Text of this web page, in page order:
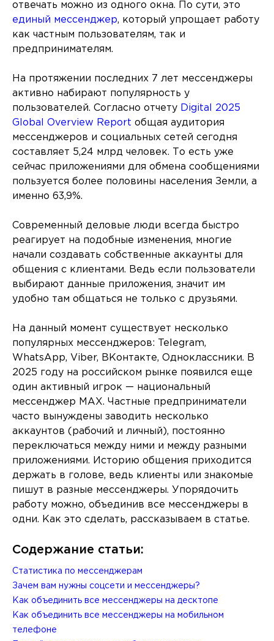
отвечать можно из одного окна. По сути, это
единый мессенджер, который упрощает работу
как частным пользователям, так и
предпринимателям.
На протяжении последних 7 лет мессенджеры
активно набирают популярность у
пользователей. Согласно отчету Digital 2025
Global Overview Report общая аудитория
мессенджеров и социальных сетей сегодня
составляет 5,24 млрд человек. То есть уже
сейчас приложениями для обмена сообщениями
пользуется более половины населения Земли, а
именно 63,9%.
Современный деловые люди всегда быстро
реагирует на подобные изменения, многие
начали создавать собственные аккаунты для
общения с клиентами. Ведь если пользователи
выбирают данные приложения, значит им
удобно там общаться не только с друзьями.
На данный момент существует несколько
популярных мессенджеров: Telegram,
WhatsApp, Viber, ВКонтакте, Одноклассники. В
2025 году на российском рынке появился еще
один активный игрок — национальный
мессенджер MAX. Частные предприниматели
часто вынуждены заводить несколько
аккаунтов (рабочий и личный), постоянно
переключаться между ними и между разными
приложениями. Историю общения приходится
держать в голове, ведь клиенты или знакомые
пишут в разные мессенджеры. Упорядочить
работу можно, объединив все мессенджеры в
одни. Как это сделать, рассказываем в статье.
Содержание статьи:
Статистика по мессенджерам
Зачем вам нужны соцсети и мессенджеры?
Как объединить все мессенджеры на десктопе
Как объединить все мессенджеры на мобильном
телефоне